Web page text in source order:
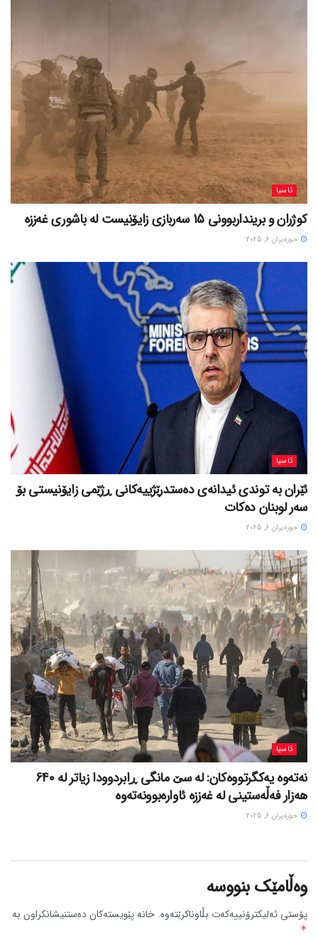
ئاسیا
کوژران و برینداربوونی 15 سەربازی زایۆنیست لە باشوری غەززە
حوزه‌یران 6, 2025
ئاسیا
ئێران بە توندی ئیدانەی دەستدرێژییەکانی ڕژێمی زایۆنیستی بۆ
سەر لوبنان دەکات
حوزه‌یران 6, 2025
ئاسیا
نەتەوە یەکگرتووەکان: لە سێ مانگی ڕابردوودا زیاتر لە 640
هەزار فەڵەستینی لە غەززە ئاوارەبوونەتەوە
حوزه‌یران 6, 2025
وەڵامێک بنووسە
پۆستی ئەلیکترۆنییەکەت بڵاوناکرێتەوە. خانە پێویستەکان دەستنیشانکراون بە
*